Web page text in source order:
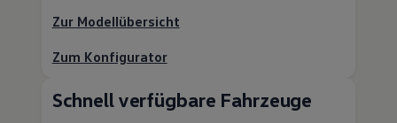
Zur Modellübersicht
Zum Konfigurator
Schnell verfügbare Fahrzeuge